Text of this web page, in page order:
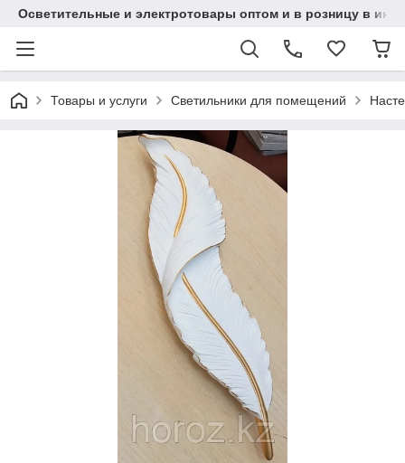
Осветительные и электротовары оптом и в розницу в
Товары и услуги Светильники для помещений